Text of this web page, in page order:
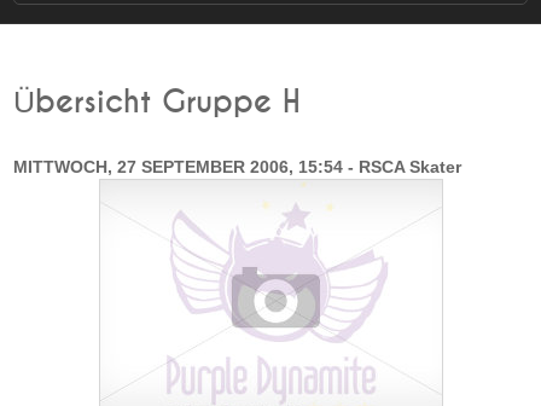
Übersicht Gruppe H
MITTWOCH, 27 SEPTEMBER 2006, 15:54 - RSCA Skater